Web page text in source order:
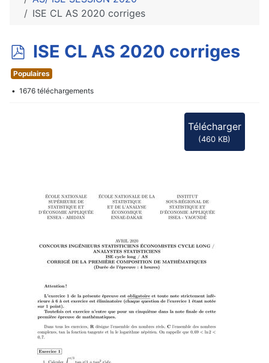
ISE CL AS 2020 corriges
p
d
f
ISE CL AS 2020 corriges
Populaires
1676 téléchargements
Télécharger
(460 KB)